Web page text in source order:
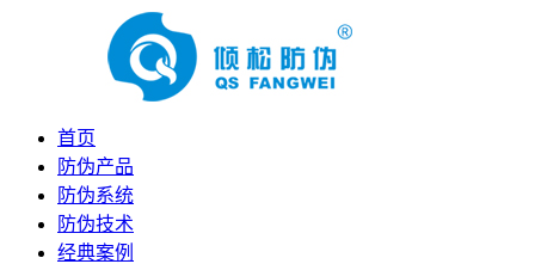
首页
防伪产品
防伪系统
防伪技术
经典案例